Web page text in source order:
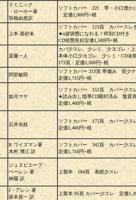
ドミニック
・ローホー著
笹根由恵訳
ソフトカバー 221 帯・小口僅か
定価1,000円+税
上本 真砂未
ソフトカバー 123頁 カバース
★α波状態になれる！特別CD付き
CD状態良好定価1,500円+税
斎藤一人
カバ少スレ、少シミ、少ヨゴレ・上
本体小口少ヨゴレ、少シミ・CD未
173頁・定価1,600円+税
阿部敏郎
ソフトカバー 213頁 帯傷み 背少
定価1,715円+税
如月マヤ
ソフトカバー 152頁 カバー少
★読み出し指導CD開封済み 盤質
定価1,400円+税
石井光枝
ソフトカバー 175頁 カバー少
定価1,400円+税
R ワイズマン著
木村 博江 訳
ソフトカバー 342頁 カバー少
定価1,750円+税
ジュヌビエーブ・
ベーレン 著
林陽 訳
上製本 184頁 表紙少スレ
J・アレン 著
坂本貢一 訳
上製本 95頁 カバー少スレ 定価